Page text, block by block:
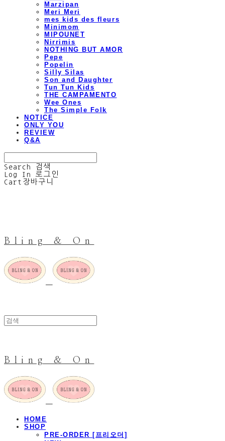
Marzipan
Meri Meri
mes kids des fleurs
Minimom
MIPOUNET
Nirrimis
NOTHING BUT AMOR
Pepe
Popelin
Silly Silas
Son and Daughter
Tun Tun Kids
THE CAMPAMENTO
Wee Ones
The Simple Folk
NOTICE
ONLY YOU
REVIEW
Q&A
Search
검색
Log In
로그인
Cart 장바구니
Bling & On
Bling & On
HOME
SHOP
PRE-ORDER [프리오더]